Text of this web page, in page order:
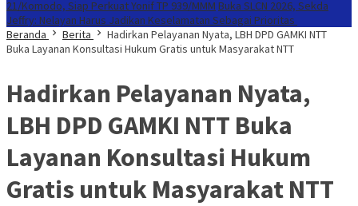
21/Komodo, Siap Perkuat Yonif TP 939/MMM Buka SLCN 2026, Sekda
Jeffry: Nelayan Harus Jadikan Keselamatan Sebagai Prioritas
Beranda
Berita
Hadirkan Pelayanan Nyata, LBH DPD GAMKI NTT
Buka Layanan Konsultasi Hukum Gratis untuk Masyarakat NTT
Hadirkan Pelayanan Nyata,
LBH DPD GAMKI NTT Buka
Layanan Konsultasi Hukum
Gratis untuk Masyarakat NTT